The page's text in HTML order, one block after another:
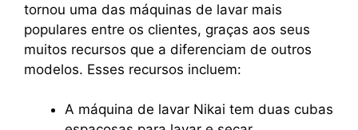
tornou uma das máquinas de lavar mais
populares entre os clientes, graças aos seus
muitos recursos que a diferenciam de outros
modelos. Esses recursos incluem:
A máquina de lavar Nikai tem duas cubas